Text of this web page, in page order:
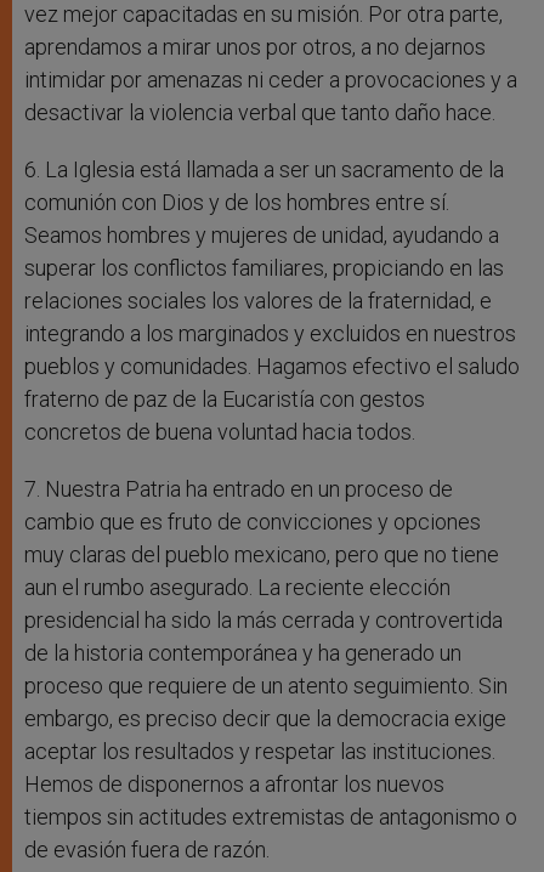
vez mejor capacitadas en su misión. Por otra parte,
aprendamos a mirar unos por otros, a no dejarnos
intimidar por amenazas ni ceder a provocaciones y a
desactivar la violencia verbal que tanto daño hace.
6. La Iglesia está llamada a ser un sacramento de la
comunión con Dios y de los hombres entre sí.
Seamos hombres y mujeres de unidad, ayudando a
superar los conflictos familiares, propiciando en las
relaciones sociales los valores de la fraternidad, e
integrando a los marginados y excluidos en nuestros
pueblos y comunidades. Hagamos efectivo el saludo
fraterno de paz de la Eucaristía con gestos
concretos de buena voluntad hacia todos.
7. Nuestra Patria ha entrado en un proceso de
cambio que es fruto de convicciones y opciones
muy claras del pueblo mexicano, pero que no tiene
aun el rumbo asegurado. La reciente elección
presidencial ha sido la más cerrada y controvertida
de la historia contemporánea y ha generado un
proceso que requiere de un atento seguimiento. Sin
embargo, es preciso decir que la democracia exige
aceptar los resultados y respetar las instituciones.
Hemos de disponernos a afrontar los nuevos
tiempos sin actitudes extremistas de antagonismo o
de evasión fuera de razón.